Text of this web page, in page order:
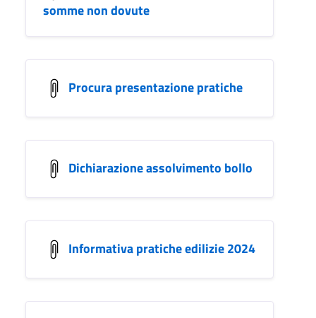
somme non dovute
Procura presentazione pratiche
Dichiarazione assolvimento bollo
Informativa pratiche edilizie 2024